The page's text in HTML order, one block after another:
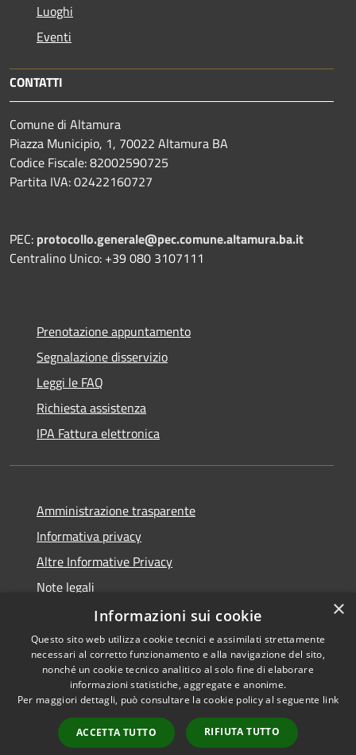
Luoghi
Eventi
CONTATTI
Comune di Altamura
Piazza Municipio, 1, 70022 Altamura BA
Codice Fiscale: 82002590725
Partita IVA: 02422160727
PEC: protocollo.generale@pec.comune.altamura.ba.it
Centralino Unico: +39 080 3107111
Prenotazione appuntamento
Segnalazione disservizio
Leggi le FAQ
Richiesta assistenza
IPA Fattura elettronica
Amministrazione trasparente
Informativa privacy
Altre Informative Privacy
Note legali
Dichiarazione di accessibilità
RSS
Accessibilità
Copyright © 2026 • Comune di
Municipium•
Accesso
redazione
×
Informazioni sui cookie
Questo sito web utilizza cookie tecnici e assimilati strettamente
necessari al corretto funzionamento e alla navigazione del sito,
nonché un cookie tecnico analitico al solo fine di elaborare
informazioni statistiche, aggregate e anonime.
Per maggiori dettagli, può consultare la cookie policy al seguente link
ACCETTA TUTTO RIFIUTA TUTTO